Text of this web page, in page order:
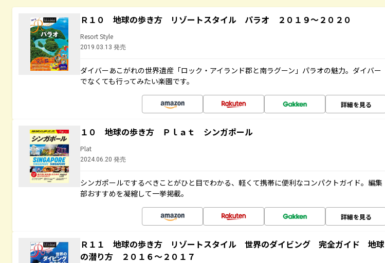
Ｒ１０ 地球の歩き方 リゾートスタイル パラオ ２０１９～２０２０
Resort Style
2019.03.13 発売
ダイバーあこがれの世界遺産「ロック・アイランド郡と南ラグーン」パラオの魅力。ダイバー
でなくても行ってみたい楽園です。
詳細を見る
１０ 地球の歩き方 Ｐｌａｔ シンガポール
Plat
2024.06.20 発売
シンガポールでするべきことがひと目でわかる、軽くて携帯に便利なコンパクトガイド。編集
部おすすめを凝縮して一挙掲載。
詳細を見る
Ｒ１１ 地球の歩き方 リゾートスタイル 世界のダイビング 完全ガイド 地球
の潜り方 ２０１６～２０１７